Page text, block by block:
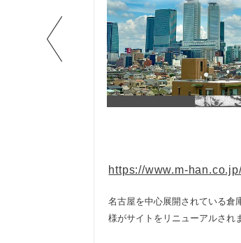
https://www.m-
名古屋を中心展開されている倉
様がサイトをリニューアルされ